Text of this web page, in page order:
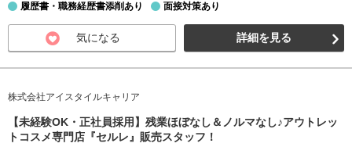
履歴書・職務経歴書添削あり 面接対策あり
気になる 詳細を見る
株式会社アイスタイルキャリア
【未経験OK・正社員採用】残業ほぼなし＆ノルマなし♪アウトレッ
トコスメ専門店『セルレ』販売スタッフ！